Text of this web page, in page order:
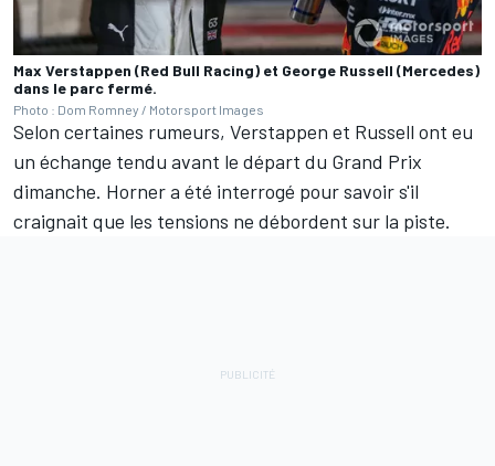
Max Verstappen (Red Bull Racing) et George Russell (Mercedes)
dans le parc fermé.
Photo : Dom Romney / Motorsport Images
Selon certaines rumeurs, Verstappen et Russell ont eu
un échange tendu avant le départ du Grand Prix
dimanche. Horner a été interrogé pour savoir s'il
craignait que les tensions ne débordent sur la piste.